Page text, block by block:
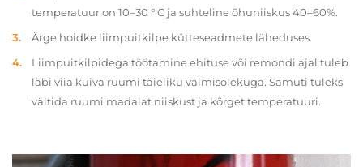
temperatuur on 10–30 ° C ja suhteline õhuniiskus 40–60%.
Ärge hoidke liimpuitkilpe kütteseadmete läheduses.
Liimpuitkilpidega töötamine ehituse või remondi ajal tuleb
läbi viia kuiva ruumi täieliku valmisolekuga. Samuti tuleks
vältida ruumi madalat niiskust ja kõrget temperatuuri.